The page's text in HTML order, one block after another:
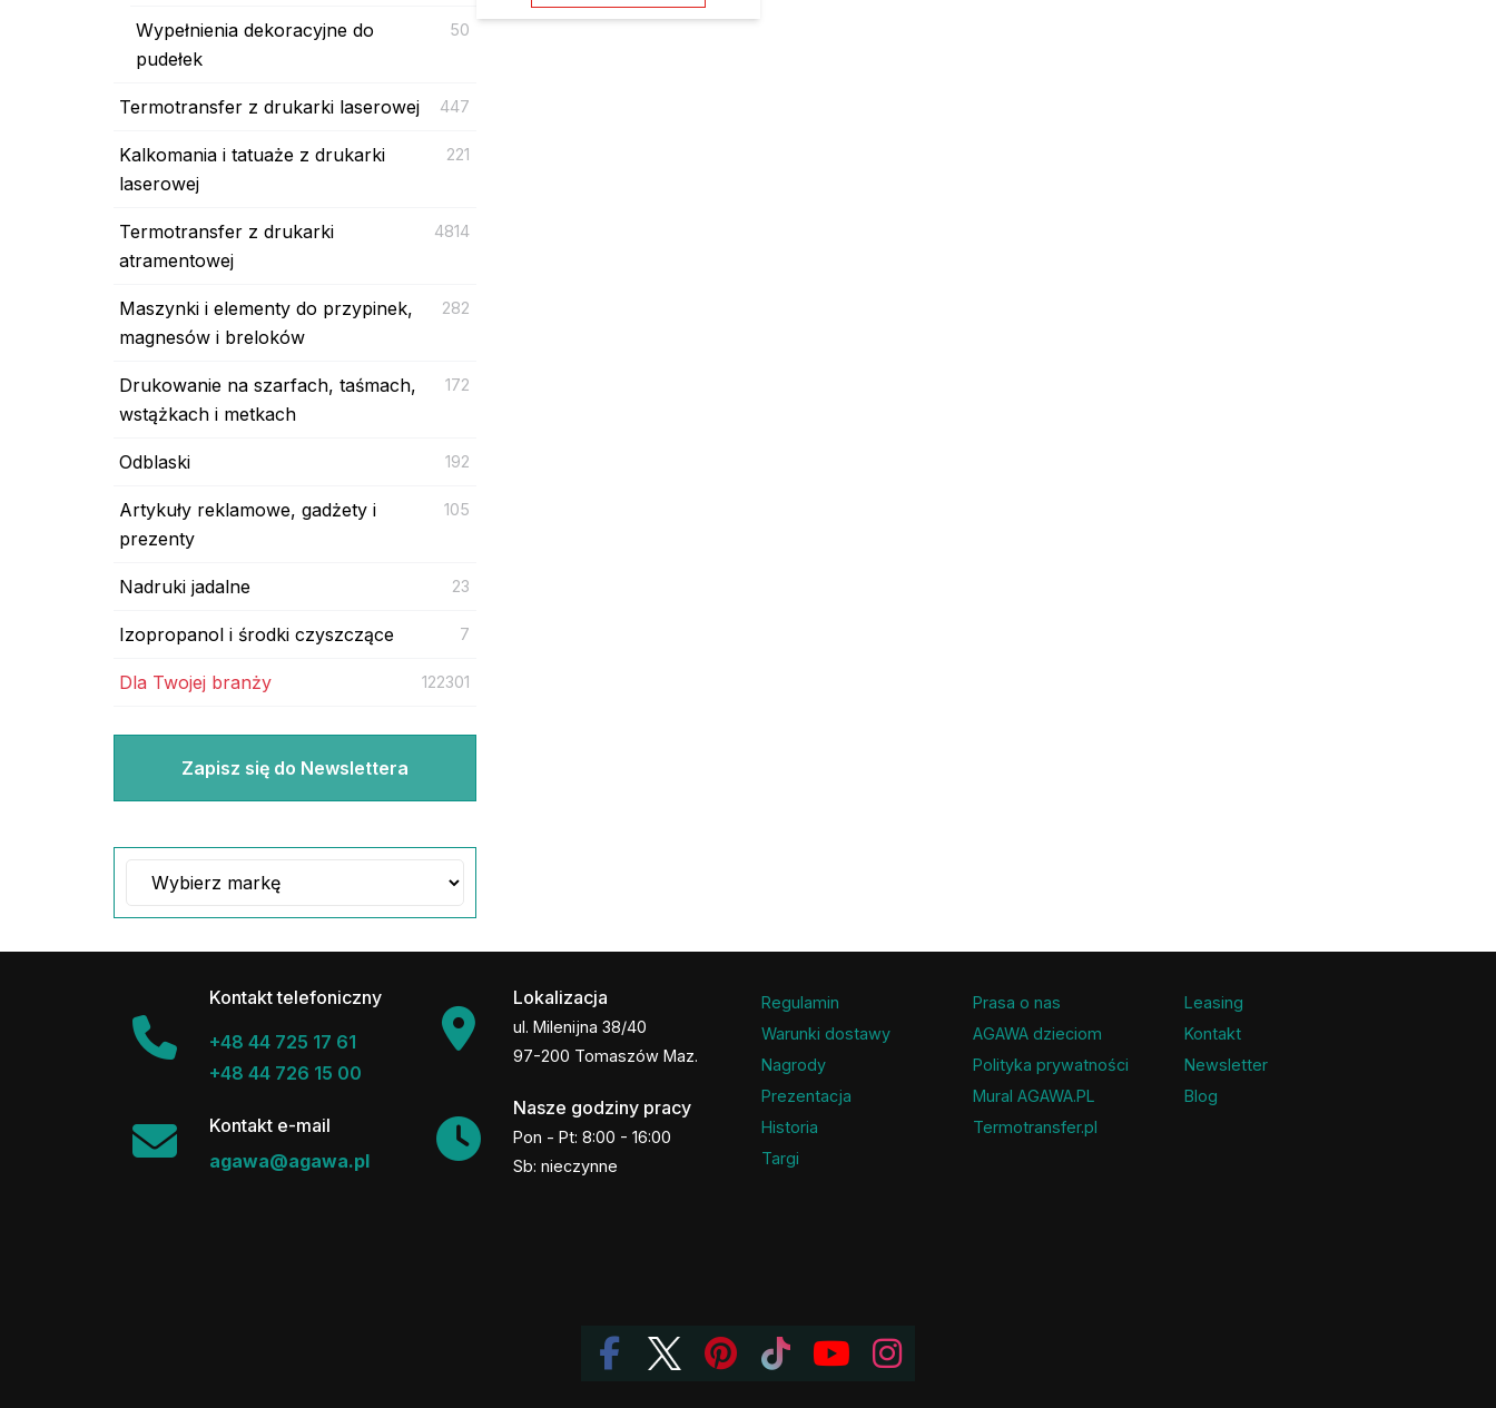
Wypełnienia dekoracyjne do
pudełek
50
Termotransfer z drukarki laserowej 447
Kalkomania i tatuaże z drukarki
laserowej
221
Termotransfer z drukarki
atramentowej
4814
Maszynki i elementy do przypinek,
magnesów i breloków
282
Drukowanie na szarfach, taśmach,
wstążkach i metkach
172
Odblaski 192
Artykuły reklamowe, gadżety i
prezenty
105
Nadruki jadalne 23
Izopropanol i środki czyszczące 7
Dla Twojej branży 122301
Zapisz się do Newslettera
Kontakt telefoniczny
+48 44 725 17 61
+48 44 726 15 00
Kontakt e-mail
agawa@agawa.pl
Lokalizacja
ul. Milenijna 38/40
97-200 Tomaszów Maz.
Nasze godziny pracy
Pon - Pt: 8:00 - 16:00
Sb: nieczynne
Regulamin
Warunki dostawy
Nagrody
Prezentacja
Historia
Targi
Prasa o nas
AGAWA dzieciom
Polityka prywatności
Mural AGAWA.PL
Termotransfer.pl
Leasing
Kontakt
Newsletter
Blog